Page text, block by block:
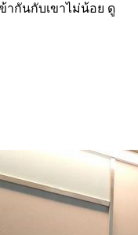
ากันกับเขาไม่น้อย ดู